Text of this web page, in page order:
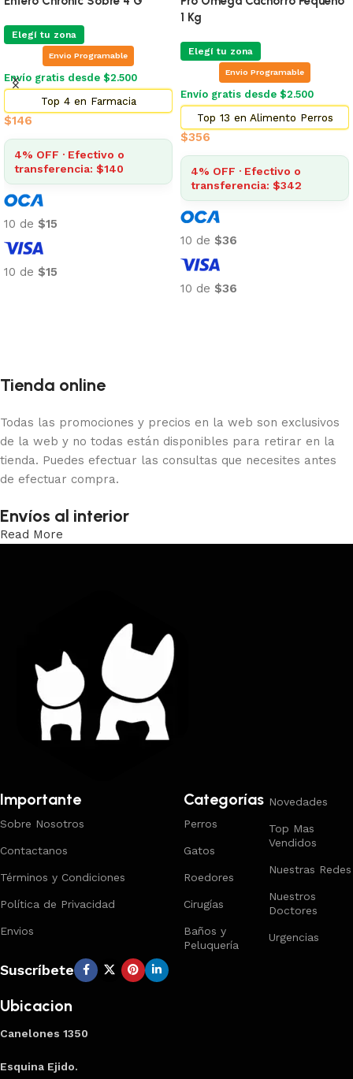
Elegí tu zona
Envio Programable
Envío gratis desde $2.500
Top 4 en Farmacia
$146
4% OFF · Efectivo o
transferencia: $140
10 de $15
10 de $15
1 Kg
Elegí tu zona
Envio Programable
Envío gratis desde $2.500
Top 13 en Alimento Perros
$356
4% OFF · Efectivo o
transferencia: $342
10 de $36
10 de $36
Tienda online
Todas las promociones y precios en la web son exclusivos
de la web y no todas están disponibles para retirar en la
tienda. Puedes efectuar las consultas que necesites antes
de efectuar compra.
Envíos al interior
Read More
Importante
Sobre Nosotros
Contactanos
Términos y Condiciones
Política de Privacidad
Envios
Categorías
Perros
Gatos
Roedores
Cirugías
Baños y
Peluquería
Novedades
Top Mas
Vendidos
Nuestras Redes
Nuestros
Doctores
Urgencias
Suscríbete
Ubicacion
Canelones 1350
Esquina Ejido.